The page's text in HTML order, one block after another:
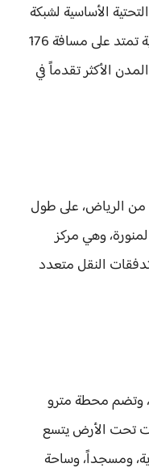
الأساسية لشبكة
النقل الآلي في العاصمة، وهي بنية تحتية تمتد على مسافة 176
الأكثر تقدماً في
من الرياض، على طول
وهي مركز
النقل متعدد
متر مربع، وتضم محطة مترو
تحت الأرض يتسع
تجارية، ومسجداً، وساحة